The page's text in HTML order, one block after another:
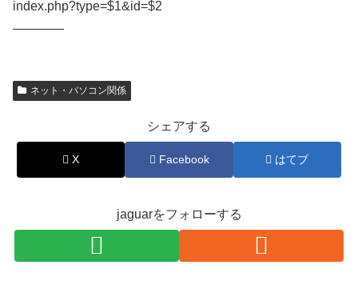
index.php?type=$1&id=$2
————
ネット・パソコン関係
シェアする
X Facebook はてブ
jaguarをフォローする